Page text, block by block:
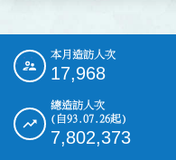
::: 本月造訪人次
17,968
總造訪人次
(自93.07.26起)
7,802,373